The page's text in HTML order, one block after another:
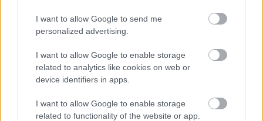
I want to allow Google to send me
personalized advertising.
I want to allow Google to enable storage
related to analytics like cookies on web or
device identifiers in apps.
I want to allow Google to enable storage
related to functionality of the website or app.
Amit a TV-ben néztünk - Alfa Holdbázis
I/20
Amit a TV-ben néztünk - Alfa Holdbázis
II/13